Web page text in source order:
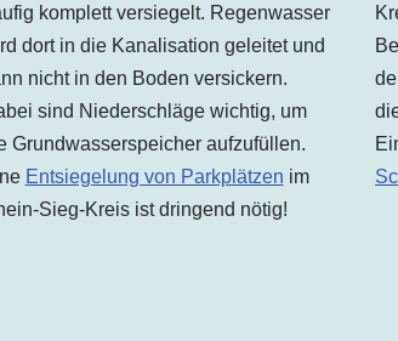
komplett versiegelt. Regenwasser
dort in die Kanalisation geleitet und
nicht in den Boden versickern.
sind Niederschläge wichtig, um
Grundwasserspeicher aufzufüllen.
Entsiegelung von Parkplätzen im
Sieg-Kreis ist dringend nötig!